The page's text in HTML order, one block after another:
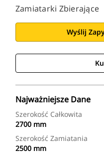
Zamiatarki Zbierające
Wyślij
Najważniejsze Dane
Szerokość Całkowita
2700 mm
Szerokość Zamiatania
2500 mm